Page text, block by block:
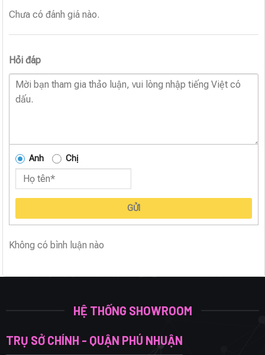
Chưa có đánh giá nào.
Hỏi đáp
Anh Chị
GỬI
Không có bình luận nào
HỆ THỐNG SHOWROOM
TRỤ SỞ CHÍNH - QUẬN PHÚ NHUẬN